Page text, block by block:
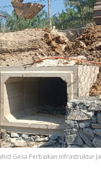
Gesa Perbaikan Infrastruktur